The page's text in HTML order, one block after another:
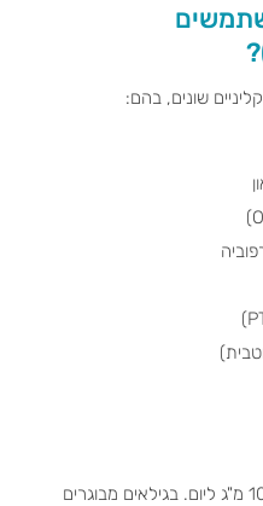
שונים, בהם:
המינון הנפוץ הוא בין 10-20 מ"ג ליום. בגילאים מבוגרים